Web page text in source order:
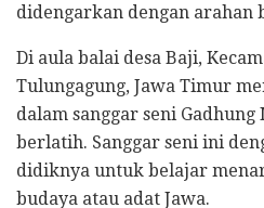
didengarkan dengan arahan
Di aula balai desa Baji,
Tulungagung, Jawa Timur
dalam sanggar seni
berlatih. Sanggar seni ini
didiknya untuk belajar
budaya atau adat Jawa.